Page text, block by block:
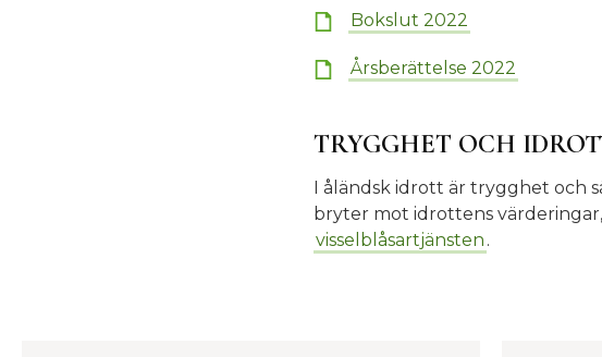
Bokslut 2022
Årsberättelse 2022
TRYGGHET OCH
I åländsk idrott är trygghet och
bryter mot idrottens
visselblåsartjänsten .